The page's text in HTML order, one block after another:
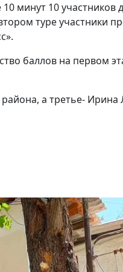
минут 10 участников
туре участники
баллов на первом
района, а третье-